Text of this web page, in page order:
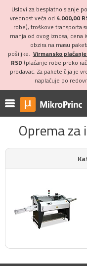
Uslovi za besplatno slanje
vrednost veća od 4.000,00
robe), troškove transporta
manja od ovog iznosa, cena
obzira na masu
pošiljke. Virmansko
RSD (plaćanje robe preko
prodavac. Za pakete čija je
naplaćuje po
Oprema